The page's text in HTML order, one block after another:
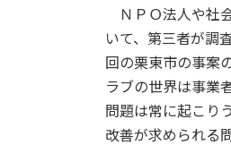
ＮＰＯ法人や社
いて、第三者が調
回の栗東市の事案
ラブの世界は事業
問題は常に起こり
改善が求められる